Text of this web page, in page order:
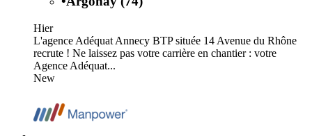
Hier
L'agence Adéquat Annecy BTP située 14 Avenue du Rhône
recrute ! Ne laissez pas votre carrière en chantier : votre
Agence Adéquat...
New